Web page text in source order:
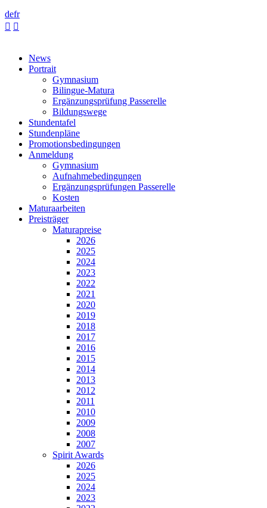
defr
 
News
Portrait
Gymnasium
Bilingue-Matura
Ergänzungsprüfung Passerelle
Bildungswege
Stundentafel
Stundenpläne
Promotionsbedingungen
Anmeldung
Gymnasium
Aufnahmebedingungen
Ergänzungsprüfungen Passerelle
Kosten
Maturaarbeiten
Preisträger
Maturapreise
2026
2025
2024
2023
2022
2021
2020
2019
2018
2017
2016
2015
2014
2013
2012
2011
2010
2009
2008
2007
Spirit Awards
2026
2025
2024
2023